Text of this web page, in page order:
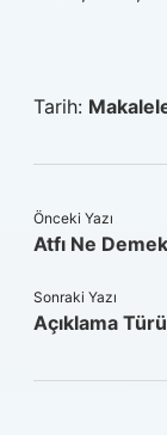
Tarih:
Önceki Yazı
Atfı Ne Demek
Sonraki Yazı
Açıklama